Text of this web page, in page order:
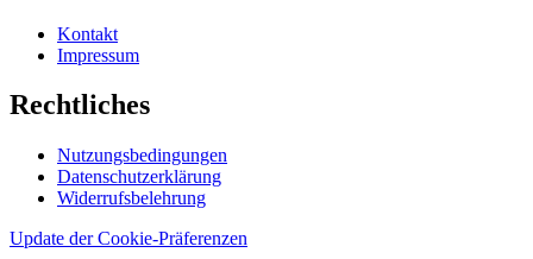
Kontakt
Impressum
Rechtliches
Nutzungsbedingungen
Datenschutzerklärung
Widerrufsbelehrung
Update der Cookie-Präferenzen